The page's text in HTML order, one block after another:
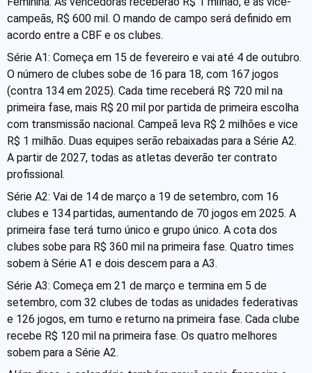
campeãs, R$ 600 mil. O mando de campo será definido em
acordo entre a CBF e os clubes.
Série A1: Começa em 15 de fevereiro e vai até 4 de outubro.
O número de clubes sobe de 16 para 18, com 167 jogos
(contra 134 em 2025). Cada time receberá R$ 720 mil na
primeira fase, mais R$ 20 mil por partida de primeira escolha
com transmissão nacional. Campeã leva R$ 2 milhões e vice
R$ 1 milhão. Duas equipes serão rebaixadas para a Série A2.
A partir de 2027, todas as atletas deverão ter contrato
profissional.
Série A2: Vai de 14 de março a 19 de setembro, com 16
clubes e 134 partidas, aumentando de 70 jogos em 2025. A
primeira fase terá turno único e grupo único. A cota dos
clubes sobe para R$ 360 mil na primeira fase. Quatro times
sobem à Série A1 e dois descem para a A3.
Série A3: Começa em 21 de março e termina em 5 de
setembro, com 32 clubes de todas as unidades federativas
e 126 jogos, em turno e returno na primeira fase. Cada clube
recebe R$ 120 mil na primeira fase. Os quatro melhores
sobem para a Série A2.